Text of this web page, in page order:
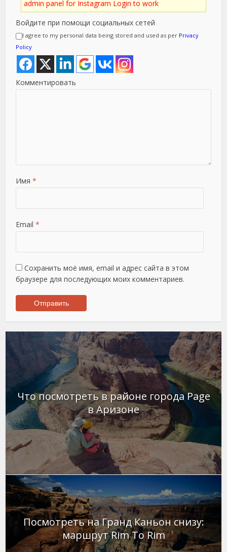
admin panel for Instagram Login to work
Войдите при помощи социальных сетей
I agree to my personal data being stored and used as per Privacy
Policy
Комментировать
Имя *
Email *
Сохранить моё имя, email и адрес сайта в этом
браузере для последующих моих комментариев.
Что посмотреть в районе города Page
в Аризоне
Посмотреть на Гранд Каньон снизу:
маршрут Rim To Rim